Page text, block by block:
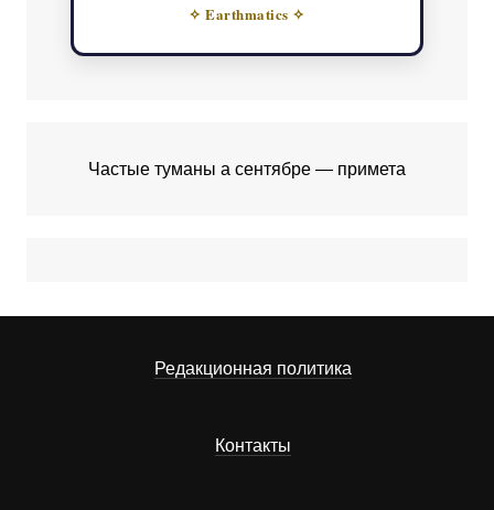
✧ Earthmatics ✧
Частые туманы а сентябре — примета
Редакционная политика
Контакты